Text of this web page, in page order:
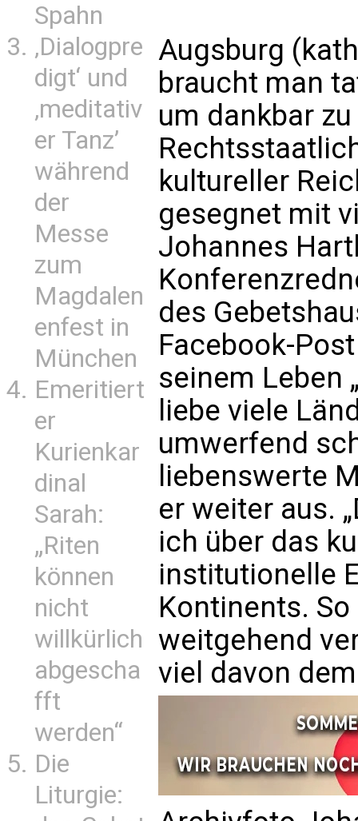
Spahn
‚Dialogpre
digt‘ und
‚meditativ
er Tanz’
während
der
Messe
zum
Magdalen
enfest in
München
Emeritiert
er
Kurienkar
dinal
Sarah:
„Riten
können
nicht
willkürlich
abgescha
fft
werden“
Die
Liturgie:
Augsburg
braucht man
um dankbar
kultureller
gesegnet mit
Johannes
des
Facebook-
seinem Leben
liebe viele
umwerfend
liebenswerte
er weiter aus.
ich über das
institutionelle
Kontinents.
weitgehend
viel davon